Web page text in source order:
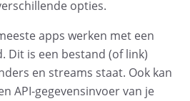
opties.
apps werken met een
Dit is een bestand (of link)
en streams staat. Ook kan
API-gegevensinvoer van je